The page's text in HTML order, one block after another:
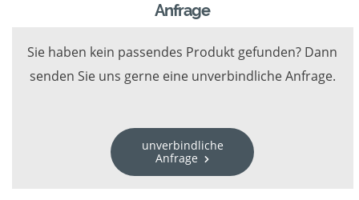
Anfrage
Sie haben kein passendes Produkt gefunden? Dann
senden Sie uns gerne eine unverbindliche Anfrage.
unverbindliche
Anfrage